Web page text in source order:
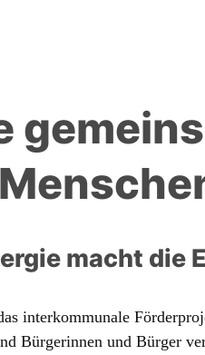
macht die
interkommunale
Bürgerinnen und Bürger